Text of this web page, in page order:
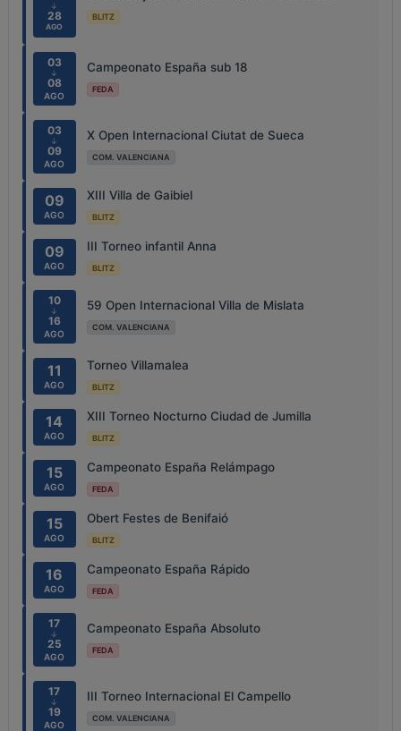
↓
28
AGO
BLITZ
03
↓
08
AGO
Campeonato España sub 18
FEDA
03
↓
09
AGO
X Open Internacional Ciutat de Sueca
COM. VALENCIANA
09
AGO
XIII Villa de Gaibiel
BLITZ
09
AGO
III Torneo infantil Anna
BLITZ
10
↓
16
AGO
59 Open Internacional Villa de Mislata
COM. VALENCIANA
11
AGO
Torneo Villamalea
BLITZ
14
AGO
XIII Torneo Nocturno Ciudad de Jumilla
BLITZ
15
AGO
Campeonato España Relámpago
FEDA
15
AGO
Obert Festes de Benifaió
BLITZ
16
AGO
Campeonato España Rápido
FEDA
17
↓
25
AGO
Campeonato España Absoluto
FEDA
17
↓
19
AGO
III Torneo Internacional El Campello
COM. VALENCIANA